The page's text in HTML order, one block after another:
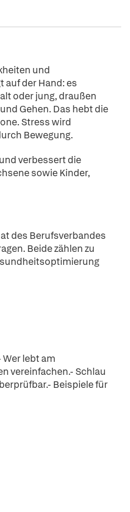
und
auf der Hand: es
oder jung, draußen
Gehen. Das hebt die
Stress wird
Bewegung.
verbessert die
sowie Kinder,
des Berufsverbandes
Beide zählen zu
lebt am
vereinfachen.- Schlau
Beispiele für